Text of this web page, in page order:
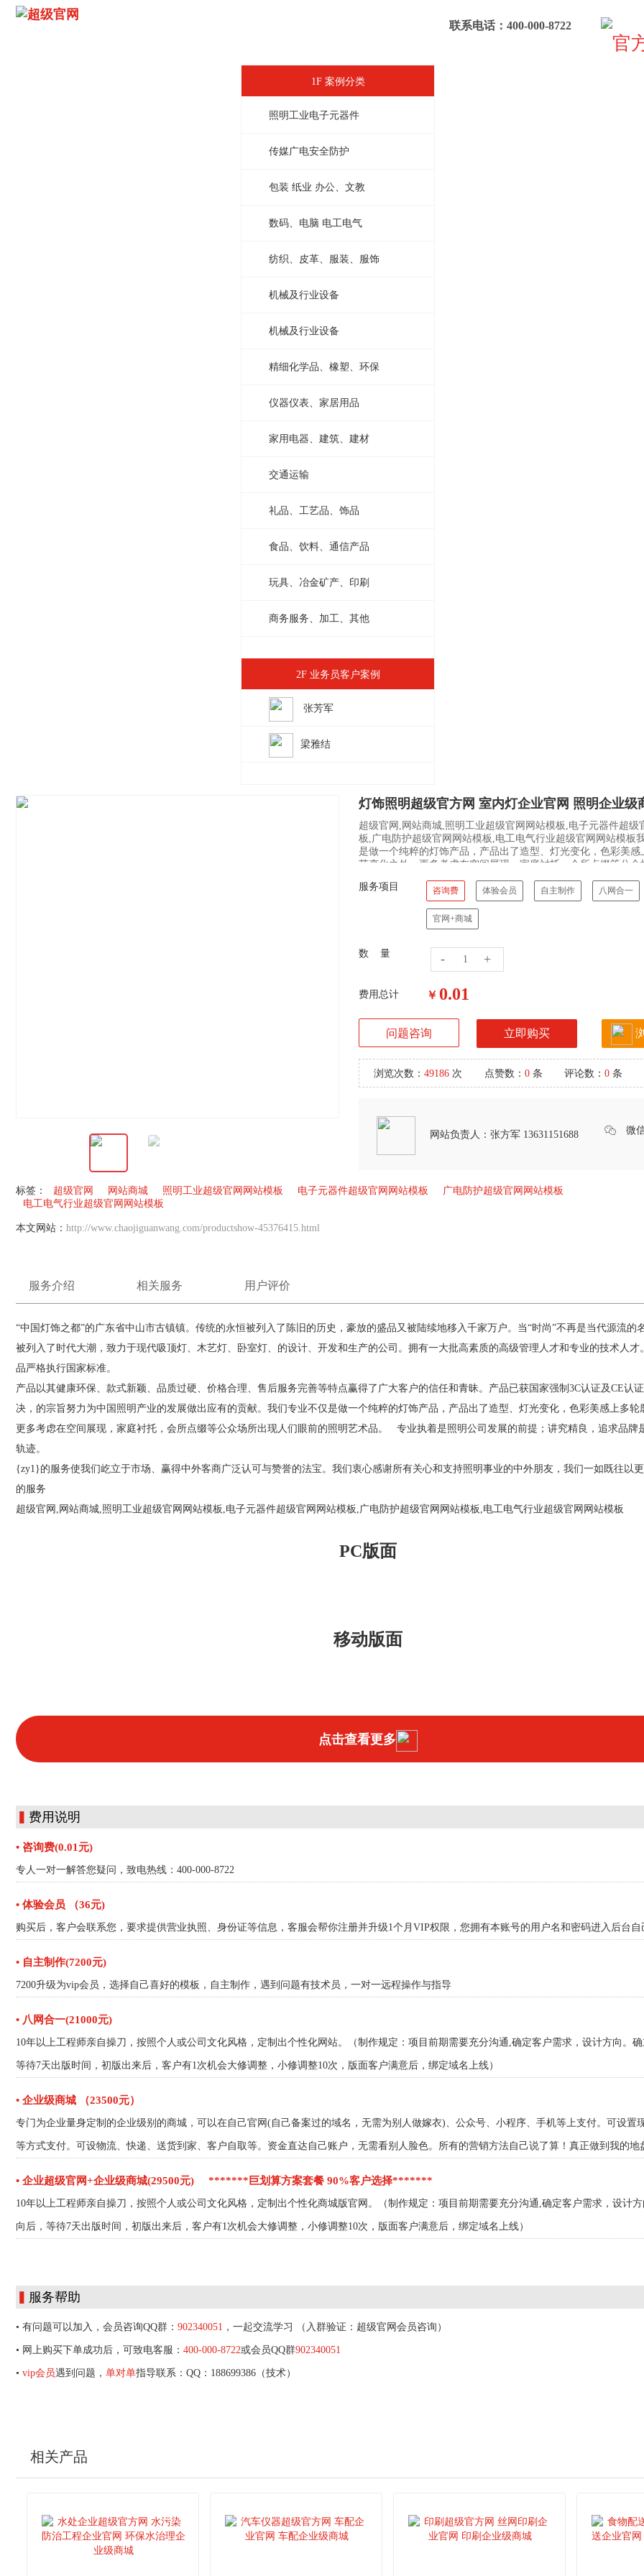
联系电话：400-000-8722
1F 案例分类
照明工业电子元器件
传媒广电安全防护
包装 纸业 办公、文教
数码、电脑 电工电气
纺织、皮革、服装、服饰
机械及行业设备
机械及行业设备
精细化学品、橡塑、环保
仪器仪表、家居用品
家用电器、建筑、建材
交通运输
礼品、工艺品、饰品
食品、饮料、通信产品
玩具、冶金矿产、印刷
商务服务、加工、其他
2F 业务员客户案例
张芳军
梁雅结
灯饰照明超级官方网 室内灯企业官网 照明企业级
超级官网,网站商城,照明工业超级官网网站模板,电子元器件超级
板,广电防护超级官网网站模板,电工电气行业超级官网网站模板
是做一个纯粹的灯饰产品，产品出了造型、灯光变化，色彩美感
节变化之外，更多考虑在空间展现，家庭衬托，会所点缀等公众
服务项目
咨询费 体验会员 自主制作 八网合一
官网+商城
数 量 - +
费用总计 ￥ 0.01
问题咨询 立即购买
浏览次数： 49186 次 点赞数： 0 条 评论数：0 条
网站负责人： 张方军 13631151688 微
标签： 超级官网 网站商城 照明工业超级官网网站模板 电子元器件超级官网网站模板
广电防护超级官网网站模板
电工电气行业超级官网网站模板
本文网站： http://www.chaojiguanwang.com/productshow-45376415.html
服务介绍 相关服务 用户评价
“中国灯饰之都”的广东省中山市古镇镇。传统的永恒被列入了陈旧的历史，豪放的盛品又被陆续地移入千家万户。当“时尚”不再是当代源流的
被列入了时代大潮，致力于现代吸顶灯、木艺灯、卧室灯、的设计、开发和生产的公司。拥有一大批高素质的高级管理人才和专业的技术人才
品严格执行国家标准。
产品以其健康环保、款式新颖、品质过硬、价格合理、售后服务完善等特点赢得了广大客户的信任和青昧。产品已获国家强制3C认证及CE认
决，的宗旨努力为中国照明产业的发展做出应有的贡献。 我们专业不仅是做一个纯粹的灯饰产品，产品出了造型、灯光变化，色彩美感上多轮
更多考虑在空间展现，家庭衬托，会所点缀等公众场所出现人们眼前的照明艺术品。 专业执着是照明公司发展的前提；讲究精良，追求品牌
轨迹。
{zy1}的服务使我们屹立于市场、赢得中外客商广泛认可与赞誉的法宝。我们衷心感谢所有关心和支持照明事业的中外朋友，我们一如既往以
的服务
超级官网,网站商城,照明工业超级官网网站模板,电子元器件超级官网网站模板,广电防护超级官网网站模板,电工电气行业超级官网网站模板
PC版面
移动版面
点击查看更多
费用说明
• 咨询费(0.01元)
专人一对一解答您疑问，致电热线：400-000-8722
• 体验会员 （36元)
购买后，客户会联系您，要求提供营业执照、身份证等信息，客服会帮你注册并升级1个月VIP权限，您拥有本账号的用户名和密码进入后台自
• 自主制作(7200元)
7200升级为vip会员，选择自己喜好的模板，自主制作，遇到问题有技术员，一对一远程操作与指导
• 八网合一(21000元)
10年以上工程师亲自操刀，按照个人或公司文化风格，定制出个性化网站。（制作规定：项目前期需要充分沟通,确定客户需求，设计方向。
等待7天出版时间，初版出来后，客户有1次机会大修调整，小修调整10次，版面客户满意后，绑定域名上线）
• 企业级商城 （23500元）
专门为企业量身定制的企业级别的商城，可以在自己官网(自己备案过的域名，无需为别人做嫁衣)、公众号、小程序、手机等上支付。可设置
等方式支付。可设物流、快递、送货到家、客户自取等。资金直达自己账户，无需看别人脸色。所有的营销方法自己说了算！真正做到我的地
• 企业超级官网+企业级商城(29500元) *******巨划算方案套餐 90%客户选择*******
10年以上工程师亲自操刀，按照个人或公司文化风格，定制出个性化商城版官网。（制作规定：项目前期需要充分沟通,确定客户需求，设计
向后，等待7天出版时间，初版出来后，客户有1次机会大修调整，小修调整10次，版面客户满意后，绑定域名上线）
服务帮助
• 有问题可以加入，会员咨询QQ群： 902340051 ，一起交流学习 （入群验证：超级官网会员咨询）
• 网上购买下单成功后，可致电客服： 400-000-8722或会员QQ群902340051
• vip会员遇到问题， 单对单指导联系：QQ：188699386（技术）
相关产品